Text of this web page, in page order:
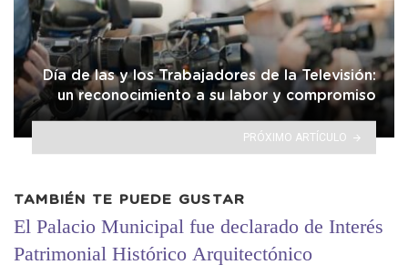
Día de las y los Trabajadores de la Televisión:
un reconocimiento a su labor y compromiso
PRÓXIMO ARTÍCULO
TAMBIÉN TE PUEDE GUSTAR
El Palacio Municipal fue declarado de Interés
Patrimonial Histórico Arquitectónico